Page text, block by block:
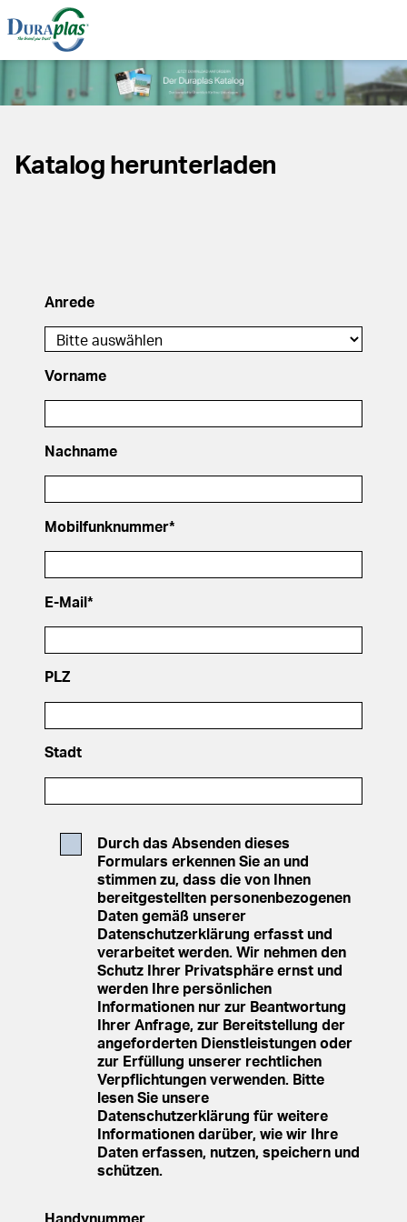
Katalog herunterladen
Anrede
Vorname
Nachname
Mobilfunknummer*
E-Mail*
PLZ
Stadt
Durch das Absenden dieses
Formulars erkennen Sie an und
stimmen zu, dass die von Ihnen
bereitgestellten personenbezogenen
Daten gemäß unserer
Datenschutzerklärung erfasst und
verarbeitet werden. Wir nehmen den
Schutz Ihrer Privatsphäre ernst und
werden Ihre persönlichen
Informationen nur zur Beantwortung
Ihrer Anfrage, zur Bereitstellung der
angeforderten Dienstleistungen oder
zur Erfüllung unserer rechtlichen
Verpflichtungen verwenden. Bitte
lesen Sie unsere
Datenschutzerklärung für weitere
Informationen darüber, wie wir Ihre
Daten erfassen, nutzen, speichern und
schützen.
Handynummer